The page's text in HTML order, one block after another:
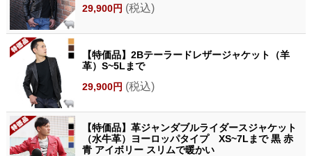
29,900円 (税込)
【特価品】2Bテーラードレザージャケット（羊
革）S~5Lまで
29,900円 (税込)
【特価品】革ジャンダブルライダースジャケット
（水牛革）ヨーロッパタイプ XS~7Lまで 黒 赤
青 アイボリー スリムで暖かい